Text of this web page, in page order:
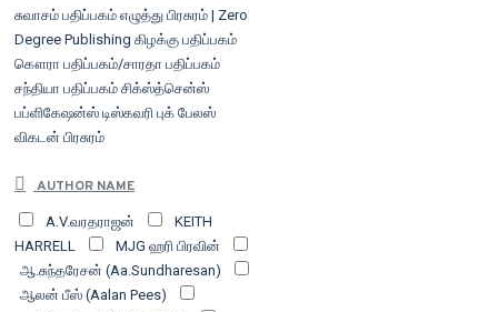
சுவாசம் பதிப்பகம் எழுத்து பிரசுரம் | Zero
Degree Publishing கிழக்கு பதிப்பகம்
கௌரா பதிப்பகம்/சாரதா பதிப்பகம்
சந்தியா பதிப்பகம் சிக்ஸ்த்சென்ஸ்
பப்ளிகேஷன்ஸ் டிஸ்கவரி புக் பேலஸ்
விகடன் பிரசுரம்
AUTHOR NAME
A.V.வரதராஜன்
KEITH
HARRELL
MJG ஹரி பிரவின்
ஆ.சுந்தரேசன் (Aa.Sundharesan)
ஆலன் பீஸ் (Aalan Pees)